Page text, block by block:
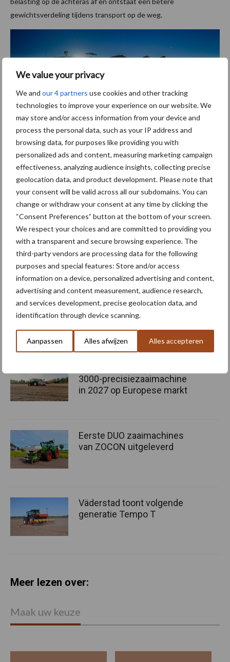
We value your privacy
We and our 4 partners use cookies and other tracking
technologies to improve your experience on our website. We
may store and/or access information from your device and
process the personal data, such as your IP address and
browsing data, for purposes like providing you with
personalized ads and content, measuring marketing campaign
effectiveness, analyzing audience insights, collecting precise
geolocation data, and product development. Please note that
your consent will be valid across all our subdomains. You can
change or withdraw your consent at any time by clicking the
“Consent Preferences” button at the bottom of your screen.
We respect your choices and are committed to providing you
with a transparent and secure browsing experience. The
third-party vendors are processing data for the following
purposes and special features: Store and/or access
information on a device, personalized advertising and content,
advertising and content measurement, audience research,
and services development, precise geolocation data, and
identification through device scanning.
Aanpassen Alles afwijzen Alles accepteren
gewichtsverdeling tijdens transport op de weg.
Gericht op capaciteit en
gebruiksgemak
Met de nieuwe Saphir XMR zet Lemken in op een combinatie van
nauwkeurigheid, capaciteit en gebruiksgemak. Door het
vernieuwde doseersysteem, de uitgebreide instelmogelijkheden
en de grotere tankcapaciteit moet de machine vooral
aantrekkelijk zijn voor bedrijven die efficiënt willen werken tijdens
korte zaaivensters.
Bron:Lemken
Meer artikelen over zaaimachine
3000-precisiezaaimachine
in 2027 op Europese markt
Eerste DUO zaaimachines
van ZOCON uitgeleverd
Väderstad toont volgende
generatie Tempo T
Meer lezen over:
Maak uw keuze